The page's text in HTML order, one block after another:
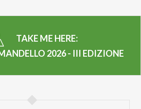
TAKE ME HERE:
2026 - III EDIZIONE